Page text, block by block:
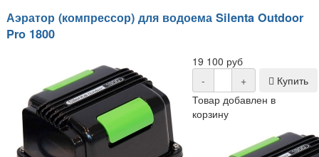
Аэратор (компрессор) для водоема Silenta Outdoor
Pro 1800
19 100 руб
-
+
Купить
Товар добавлен в
корзину